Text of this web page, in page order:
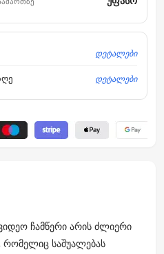
დეტალები
დეტალები
ჩამწერი არის ძლიერი
რომელიც საშუალებას